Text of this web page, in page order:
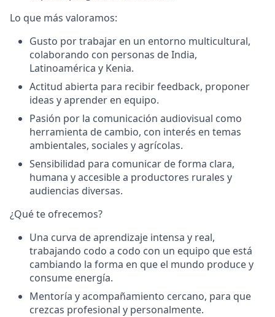
Lo que más valoramos:
Gusto por trabajar en un entorno multicultural,
colaborando con personas de India,
Latinoamérica y Kenia.
Actitud abierta para recibir feedback, proponer
ideas y aprender en equipo.
Pasión por la comunicación audiovisual como
herramienta de cambio, con interés en temas
ambientales, sociales y agrícolas.
Sensibilidad para comunicar de forma clara,
humana y accesible a productores rurales y
audiencias diversas.
¿Qué te ofrecemos?
Una curva de aprendizaje intensa y real,
trabajando codo a codo con un equipo que está
cambiando la forma en que el mundo produce y
consume energía.
Mentoría y acompañamiento cercano, para que
crezcas profesional y personalmente.